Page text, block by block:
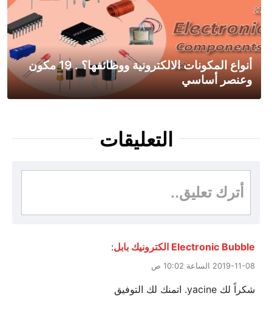
أنواع المكونات الالكترونية ووظائفها؟ . 19 مكون
وعنصر أساسي
التعليقات
أترك تعليق..
Electronic Bubble الكترونيك بابل :
2019-11-08 الساعة 10:02 ص
شكراً لك yacine. اتمنك لك التوفيق